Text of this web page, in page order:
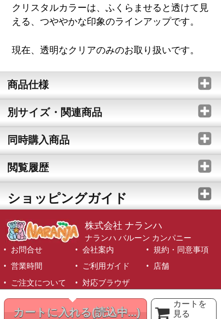
カートに入れる(読込中...)
カートを
見る
クリスタルカラーは、ふくらませると透けて見
える、つややかな印象のラインアップです。
現在、透明なクリアのみのお取り扱いです。
商品仕様
別サイズ・関連商品
同時購入商品
閲覧履歴
ショッピングガイド
株式会社 ナランハ
ナランハ バルーン カンパニー
お問合せ
会社案内
規約・同意事項
営業時間
ご利用ガイド
店舗
ご注文について
対応ブラウザ
©1999-2026 NARANJA Inc. All Rights Reserved.